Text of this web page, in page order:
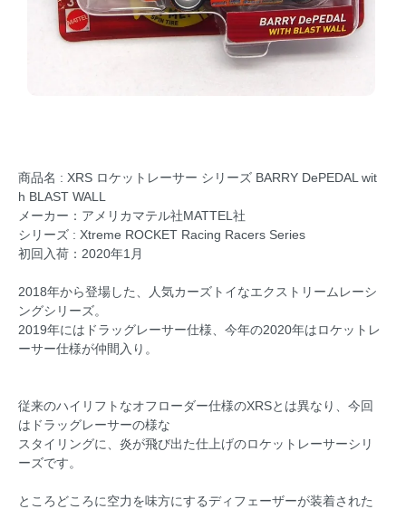
商品名 : XRS ロケットレーサー シリーズ BARRY DePEDAL wit
h BLAST WALL
メーカー：アメリカマテル社MATTEL社
シリーズ : Xtreme ROCKET Racing Racers Series
初回入荷：2020年1月
2018年から登場した、人気カーズトイなエクストリームレーシ
ングシリーズ。
2019年にはドラッグレーサー仕様、今年の2020年はロケットレ
ーサー仕様が仲間入り。
従来のハイリフトなオフローダー仕様のXRSとは異なり、今回
はドラッグレーサーの様な
スタイリングに、炎が飛び出た仕上げのロケットレーサーシリ
ーズです。
ところどころに空力を味方にするディフェーザーが装着された